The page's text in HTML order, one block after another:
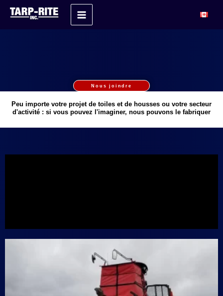
AllerAccueil Sur mesure
Nous joindre
Peu importe votre projet de toiles et de housses ou votre secteur
d'activité : si vous pouvez l'imaginer, nous pouvons le fabriquer